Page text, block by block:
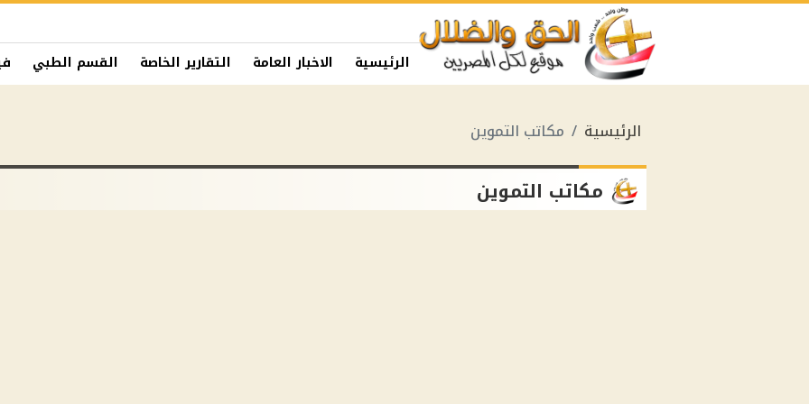
الرئيسية الاخبار العامة التقارير الخاصة القسم الطبي
الرئيسية مكاتب التموين
مكاتب التموين